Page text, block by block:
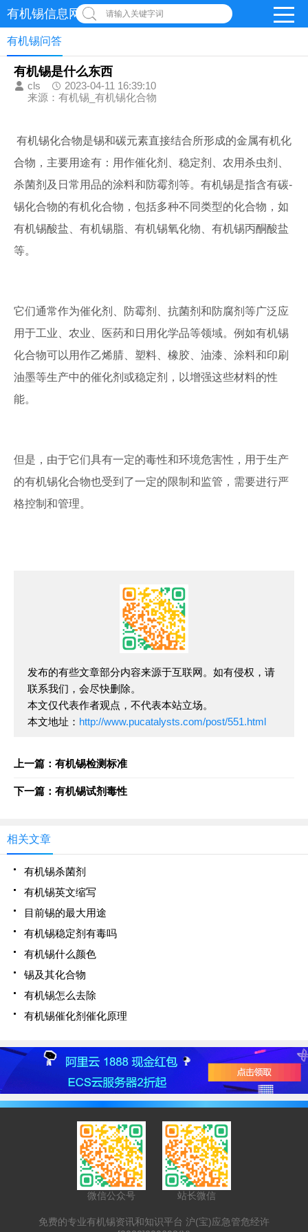
有机锡信息网 请输入关键字词
有机锡问答
有机锡是什么东西
cls
2023-04-11 16:39:10
来源：有机锡_有机锡化合物
有机锡化合物是锡和碳元素直接结合所形成的金属有机化
合物，主要用途有：用作催化剂、稳定剂、农用杀虫剂、
杀菌剂及日常用品的涂料和防霉剂等。有机锡是指含有碳-
锡化合物的有机化合物，包括多种不同类型的化合物，如
有机锡酸盐、有机锡脂、有机锡氧化物、有机锡丙酮酸盐
等。
它们通常作为催化剂、防霉剂、抗菌剂和防腐剂等广泛应
用于工业、农业、医药和日用化学品等领域。例如有机锡
化合物可以用作乙烯腈、塑料、橡胶、油漆、涂料和印刷
油墨等生产中的催化剂或稳定剂，以增强这些材料的性
能。
但是，由于它们具有一定的毒性和环境危害性，用于生产
的有机锡化合物也受到了一定的限制和监管，需要进行严
格控制和管理。
发布的有些文章部分内容来源于互联网。如有侵权，请
联系我们，会尽快删除。
本文仅代表作者观点，不代表本站立场。
本文地址： http://www.pucatalysts.com/post/551.html
上一篇：有机锡检测标准
下一篇：有机锡试剂毒性
相关文章
有机锡杀菌剂
有机锡英文缩写
目前锡的最大用途
有机锡稳定剂有毒吗
有机锡什么颜色
锡及其化合物
有机锡怎么去除
有机锡催化剂催化原理
微信公众号 站长微信
免费的专业有机锡资讯和知识平台 沪(宝)应急管危经许